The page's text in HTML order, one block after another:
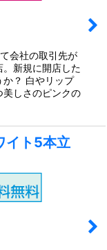
会社の取引先が
新規に開店した
か？ 白やリップ
しさのピンクの
イト5本立